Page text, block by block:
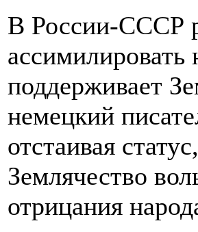
В России-СССР
поддерживает
немецкий
отстаивая
Землячество
отрицания